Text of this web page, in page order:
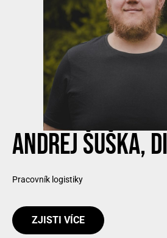
ANDREJ ŠUŠKA,
Pracovník logistiky
ZJISTI VÍCE